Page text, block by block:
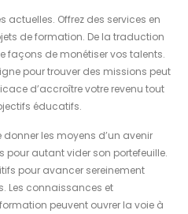
actuelles. Offrez des services en
de formation. De la traduction
façons de monétiser vos talents.
pour trouver des missions peut
d’accroître votre revenu tout
éducatifs.
donner les moyens d’un avenir
pour autant vider son portefeuille.
pour avancer sereinement
Les connaissances et
peuvent ouvrer la voie à